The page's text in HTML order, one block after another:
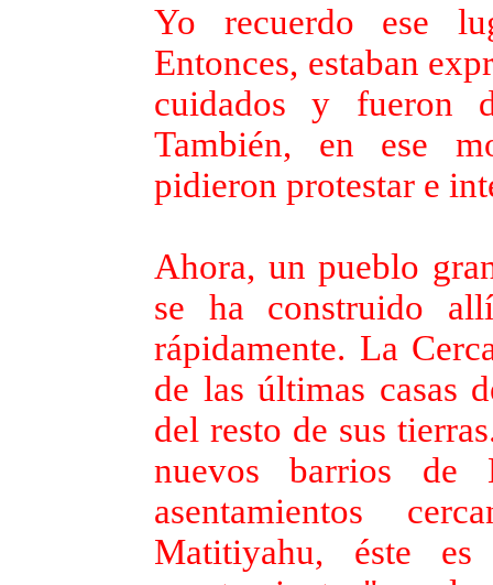
Yo recuerdo ese
Entonces, estaban
cuidados y fueron
También, en ese
pidieron protestar e
Ahora, un pueblo
se ha construido
rápidamente. La
de las últimas casas
del resto de sus
nuevos barrios
asentamientos
Matitiyahu, éste